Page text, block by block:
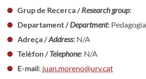
Grup de Recerca /Research group:
Departament /Department: Pedagogia
Adreça /Address: N/A
Telèfon /Telephone: N/A
E-mail: juan.moreno@urv.cat